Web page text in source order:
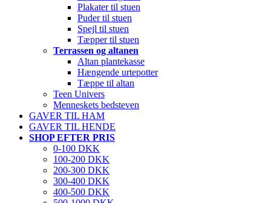
Plakater til stuen
Puder til stuen
Spejl til stuen
Tæpper til stuen
Terrassen og altanen
Altan plantekasse
Hængende urtepotter
Tæppe til altan
Teen Univers
Menneskets bedsteven
GAVER TIL HAM
GAVER TIL HENDE
SHOP EFTER PRIS
0-100 DKK
100-200 DKK
200-300 DKK
300-400 DKK
400-500 DKK